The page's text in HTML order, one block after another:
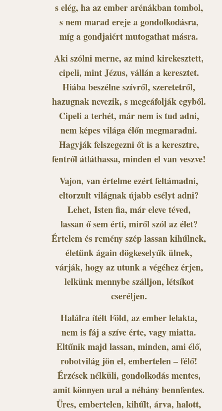
s elég, ha az ember arénákban tombol,
s nem marad ereje a gondolkodásra,
míg a gondjaiért mutogathat másra.
Aki szólni merne, az mind kirekesztett,
cipeli, mint Jézus, vállán a keresztet.
Hiába beszélne szívről, szeretetről,
hazugnak nevezik, s megcáfolják egyből.
Cipeli a terhét, már nem is tud adni,
nem képes világa élőn megmaradni.
Hagyják felszegezni őt is a keresztre,
fentről átláthassa, minden el van veszve!
Vajon, van értelme ezért feltámadni,
eltorzult világnak újabb esélyt adni?
Lehet, Isten fia, már eleve téved,
lassan ő sem érti, miről szól az élet?
Értelem és remény szép lassan kihűlnek,
életünk ágain dögkeselyűk ülnek,
várják, hogy az utunk a végéhez érjen,
lelkünk mennybe szálljon, létsíkot
cseréljen.
Halálra ítélt Föld, az ember lelakta,
nem is fáj a szíve érte, vagy miatta.
Eltűnik majd lassan, minden, ami élő,
robotvilág jön el, embertelen – félő!
Érzések nélküli, gondolkodás mentes,
amit könnyen ural a néhány bennfentes.
Üres, embertelen, kihűlt, árva, halott,